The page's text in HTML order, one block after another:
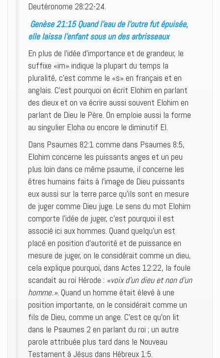
Deutéronome 28:22-24.
Genèse 21:15 Quand l’eau de l’outre fut épuisée,
elle laissa l’enfant sous un des arbrisseaux
En plus de l’idée d’importance et de grandeur, le
suffixe «im» indique la plupart du temps la
pluralité, c’est comme le «s» en français et en
anglais. C’est pourquoi on écrit Elohim en parlant
des dieux et on va écrire aussi souvent Elohim en
parlant de Dieu le Père. On emploie aussi la forme
au singulier Eloha ou encore le diminutif El.
Dans Psaumes 82:1 comme dans Psaumes 8:5,
Elohim concerne les puissants anges et un peu
plus loin dans ce même psaume, il concerne les
êtres humains faits à l’image de Dieu puissants
eux aussi sur la terre parce qu’ils sont en mesure
de juger comme Dieu juge. Le sens du mot Elohim
comporte l’idée de juger, c’est pourquoi il est
associé ici aux hommes. Quand quelqu’un est
placé en position d’autorité et de puissance en
mesure de juger, on le considérait comme un dieu,
cela explique pourquoi, dans Actes 12:22, la foule
scandait au roi Hérode : «voix d’un dieu et non d’un
homme.». Quand un homme était élevé à une
position importante, on le considérait comme un
fils de Dieu, comme un ange. C’est ce qu’on lit
dans le Psaumes 2 en parlant du roi ; un autre
parole attribuée plus tard dans le Nouveau
Testament à Jésus dans Hébreux 1:5.